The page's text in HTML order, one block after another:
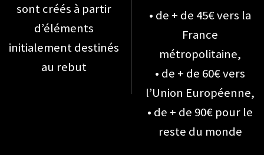
sont créés à partir
d’éléments
initialement destinés
au rebut
• de + de 45€ vers la
France
métropolitaine,
• de + de 60€ vers
l’Union Européenne,
• de + de 90€ pour le
reste du monde